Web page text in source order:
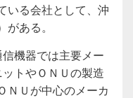
いる会社として、沖
ある。
機器では主要メー
トやＯＮＵの製造
ＮＵが中心のメーカ